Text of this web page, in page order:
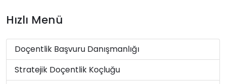
Hızlı Menü
Doçentlik Başvuru Danışmanlığı
Stratejik Doçentlik Koçluğu